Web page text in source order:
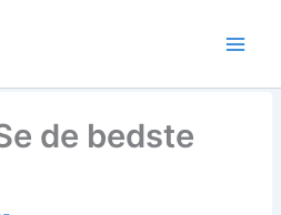
de bedste